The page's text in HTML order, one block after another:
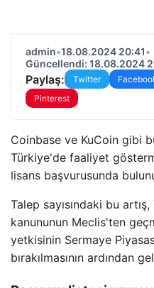
admin•18.08.2024 20:41•
Güncellendi: 18.08.2024
Paylaş: Twitter
Pinterest
Coinbase ve KuCoin gibi
Türkiye'de faaliyet
lisans başvurusunda
Talep sayısındaki bu
kanununun Meclis'ten
yetkisinin Sermaye
bırakılmasının ardından